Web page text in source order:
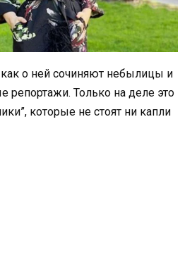
о ней сочиняют небылицы и
репортажи. Только на деле это
которые не стоят ни капли